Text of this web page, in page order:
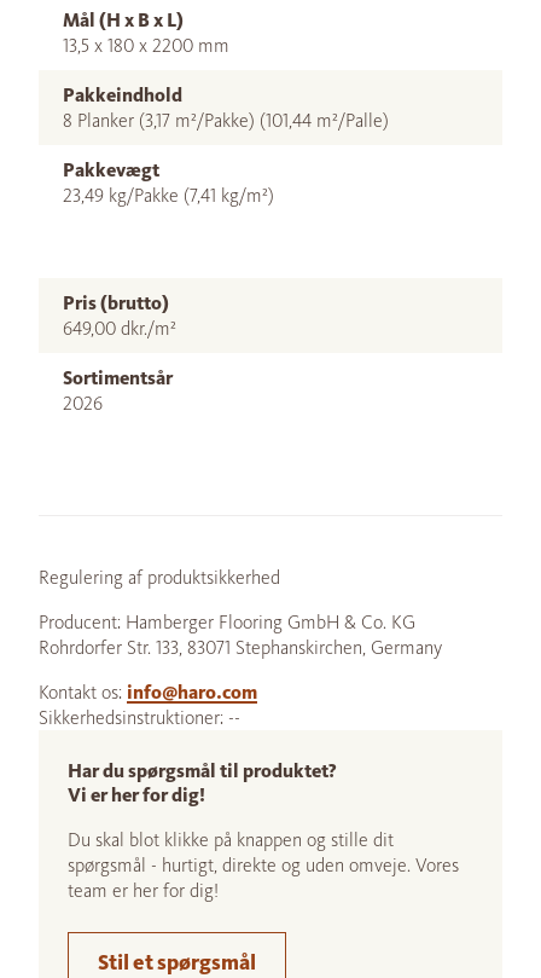
Mål (H x B x L)
13,5 x 180 x 2200 mm
Pakkeindhold
8 Planker (3,17 m²/Pakke) (101,44 m²/Palle)
Pakkevægt
23,49 kg/Pakke (7,41 kg/m²)
Pris (brutto)
649,00 dkr./m²
Sortimentsår
2026
Regulering af produktsikkerhed
Producent: Hamberger Flooring GmbH & Co. KG
Rohrdorfer Str. 133, 83071 Stephanskirchen, Germany
Kontakt os: info@haro.com
Sikkerhedsinstruktioner: --
Har du spørgsmål til produktet?
Vi er her for dig!
Du skal blot klikke på knappen og stille dit
spørgsmål - hurtigt, direkte og uden omveje. Vores
team er her for dig!
Stil et spørgsmål